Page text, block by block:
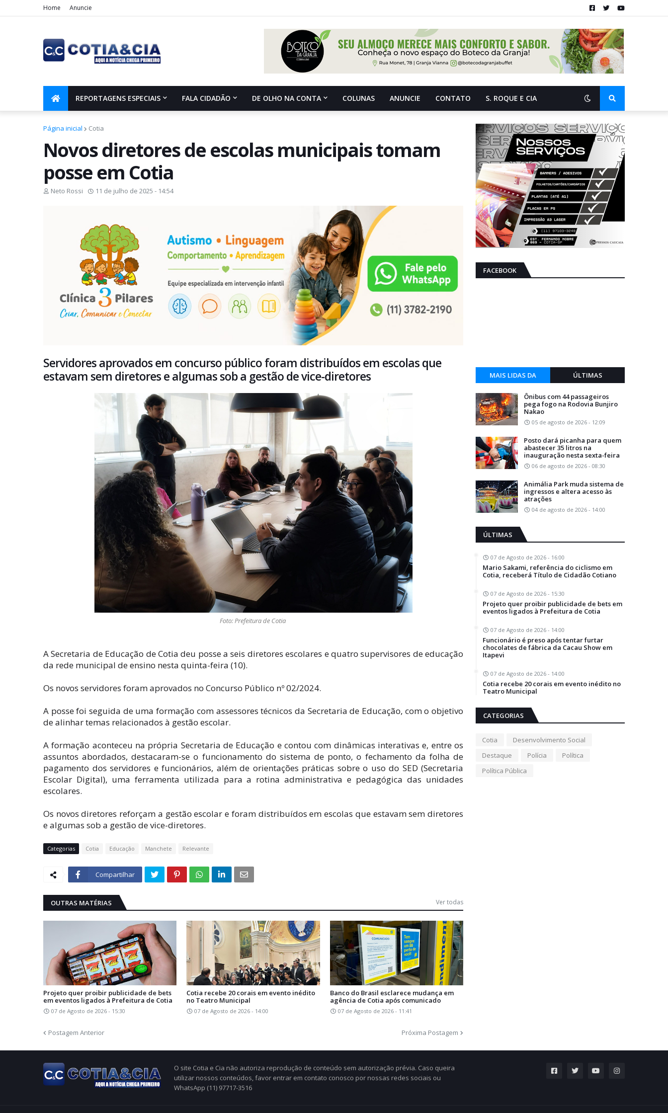
Home Anuncie
REPORTAGENS ESPECIAIS FALA CIDADÃO DE OLHO NA CONTA COLUNAS ANUNCIE CONTATO S. ROQUE E CIA
Página inicial Cotia
Novos diretores de escolas municipais tomam
posse em Cotia
Neto Rossi 11 de julho de 2025 - 14:54
Servidores aprovados em concurso público foram distribuídos em escolas que
estavam sem diretores e algumas sob a gestão de vice-diretores
Foto: Prefeitura de Cotia
A Secretaria de Educação de Cotia deu posse a seis diretores escolares e quatro supervisores de educação
da rede municipal de ensino nesta quinta-feira (10).
Os novos servidores foram aprovados no Concurso Público nº 02/2024.
A posse foi seguida de uma formação com assessores técnicos da Secretaria de Educação, com o objetivo
de alinhar temas relacionados à gestão escolar.
A formação aconteceu na própria Secretaria de Educação e contou com dinâmicas interativas e, entre os
assuntos abordados, destacaram-se o funcionamento do sistema de ponto, o fechamento da folha de
pagamento dos servidores e funcionários, além de orientações práticas sobre o uso do SED (Secretaria
Escolar Digital), uma ferramenta utilizada para a rotina administrativa e pedagógica das unidades
escolares.
Os novos diretores reforçam a gestão escolar e foram distribuídos em escolas que estavam sem diretores
e algumas sob a gestão de vice-diretores.
Categorias Cotia Educação Manchete Relevante
Compartilhar
OUTRAS MATÉRIAS Ver todas
Projeto quer proibir publicidade de bets
em eventos ligados à Prefeitura de Cotia
07 de Agosto de 2026 - 15:30
Cotia recebe 20 corais em evento inédito
no Teatro Municipal
07 de Agosto de 2026 - 14:00
Banco do Brasil esclarece mudança em
agência de Cotia após comunicado
07 de Agosto de 2026 - 11:41
Postagem Anterior Próxima Postagem
FACEBOOK
MAIS LIDAS DA
SEMANA
ÚLTIMAS
Ônibus com 44 passageiros
pega fogo na Rodovia Bunjiro
Nakao
05 de agosto de 2026 - 12:09
Posto dará picanha para quem
abastecer 35 litros na
inauguração nesta sexta-feira
06 de agosto de 2026 - 08:30
Animália Park muda sistema de
ingressos e altera acesso às
atrações
04 de agosto de 2026 - 14:00
ÚLTIMAS
07 de Agosto de 2026 - 16:00
Mario Sakami, referência do ciclismo em
Cotia, receberá Título de Cidadão Cotiano
07 de Agosto de 2026 - 15:30
Projeto quer proibir publicidade de bets em
eventos ligados à Prefeitura de Cotia
07 de Agosto de 2026 - 14:00
Funcionário é preso após tentar furtar
chocolates de fábrica da Cacau Show em
Itapevi
07 de Agosto de 2026 - 14:00
Cotia recebe 20 corais em evento inédito no
Teatro Municipal
CATEGORIAS
Cotia
Desenvolvimento Social
Destaque
Polícia
Política
Política Pública
O site Cotia e Cia não autoriza reprodução de conteúdo sem autorização prévia. Caso queira
utilizar nossos conteúdos, favor entrar em contato conosco por nossas redes sociais ou
WhatsApp (11) 97717-3516